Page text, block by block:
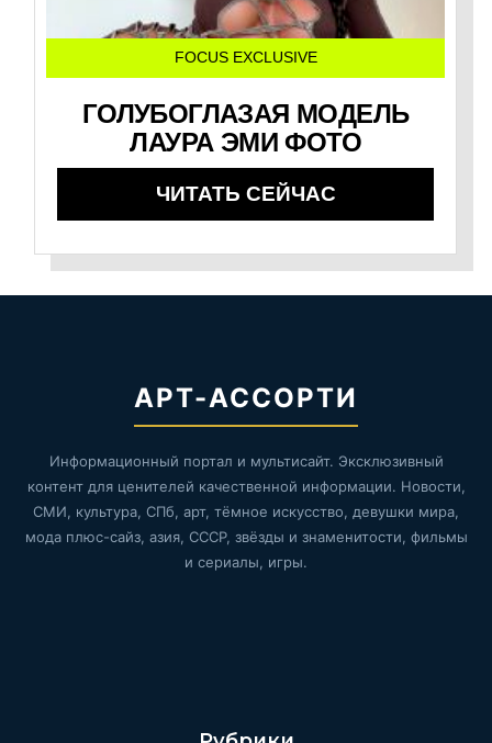
FOCUS EXCLUSIVE
ГОЛУБОГЛАЗАЯ МОДЕЛЬ
ЛАУРА ЭМИ ФОТО
ЧИТАТЬ СЕЙЧАС
АРТ-АССОРТИ
Информационный портал и мультисайт. Эксклюзивный
контент для ценителей качественной информации. Новости,
СМИ, культура, СПб, арт, тёмное искусство, девушки мира,
мода плюс-сайз, азия, СССР, звёзды и знаменитости, фильмы
и сериалы, игры.